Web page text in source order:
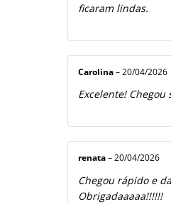
ficaram lindas.
Carolina – 20/04/2026
Excelente!
renata – 20/04/2026
Chegou rápido e
Obrigadaaaaa!!!!!!